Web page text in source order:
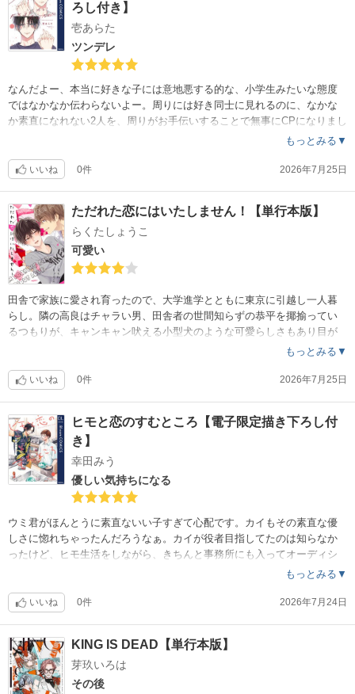
ろし付き】
壱あらた
ツンデレ
なんだよー、本当に好きな子には意地悪する的な、小学生みたいな態度
ではなかなか伝わらないよー。周りには好き同士に見れるのに、なかな
か素直になれない2人を、周りがお手伝いすることで無事にCPになりまし
もっとみる▼
いいね 0件 2026年7月25日
ただれた恋にはいたしません！【単行本版】
らくたしょうこ
可愛い
田舎で家族に愛され育ったので、大学進学とともに東京に引越し一人暮
らし。隣の高良はチャラい男、田舎者の世間知らずの恭平を揶揄ってい
るつもりが、キャンキャン吠える小型犬のような可愛らしさもあり目が
もっとみる▼
いいね 0件 2026年7月25日
ヒモと恋のすむところ【電子限定描き下ろし付
き】
幸田みう
優しい気持ちになる
ウミ君がほんとうに素直ないい子すぎて心配です。カイもその素直な優
しさに惚れちゃったんだろうなぁ。カイが役者目指してたのは知らなか
ったけど、ヒモ生活をしながら、きちんと事務所にも入ってオーディシ
ョンも受けてたとはびっくりです。人気が出てきてもこれからもずっと
もっとみる▼
いいね 0件 2026年7月24日
KING IS DEAD【単行本版】
芽玖いろは
その後